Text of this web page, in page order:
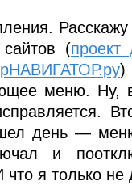
(проект
)
меню. Ну,
день —
и
я только не